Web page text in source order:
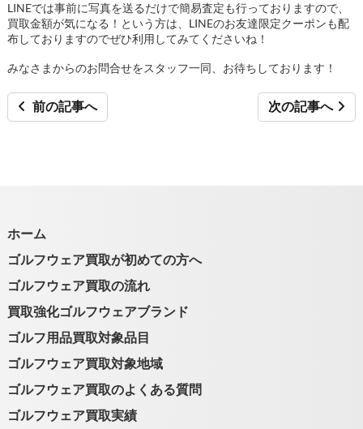
LINEでは事前に写真を送るだけで簡易査定も行っておりますので、
買取金額が気になる！という方は、LINEのお友達限定クーポンも配
布しておりますのでぜひ利用してみてくださいね！
みなさまからのお問合せをスタッフ一同、お待ちしております！
前の記事へ 次の記事へ
ホーム
ゴルフウェア買取が初めての方へ
ゴルフウェア買取の流れ
買取強化ゴルフウェアブランド
ゴルフ用品買取対象品目
ゴルフウェア買取対象地域
ゴルフウェア買取のよくある質問
ゴルフウェア買取実績